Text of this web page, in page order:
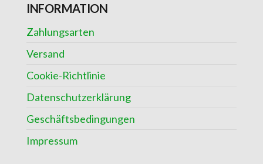
INFORMATION
Zahlungsarten
Versand
Cookie-Richtlinie
Datenschutzerklärung
Geschäftsbedingungen
Impressum